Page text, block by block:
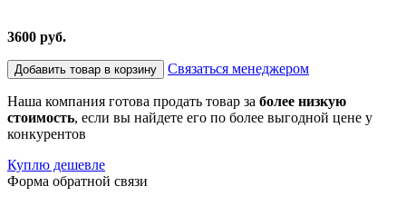
3600 руб.
Добавить товар в корзину Связаться менеджером
Наша компания готова продать товар за более низкую
стоимость, если вы найдете его по более выгодной цене у
конкурентов
Куплю дешевле
Форма обратной связи